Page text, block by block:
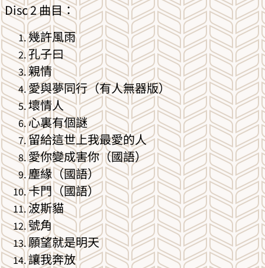
Disc 2 曲目：
幾許風雨
孔子曰
親情
愛與夢同行（有人無器版）
壞情人
心裏有個謎
留給這世上我最愛的人
愛你變成害你（國語）
塵緣（國語）
卡門（國語）
波斯貓
號角
願望就是明天
讓我奔放